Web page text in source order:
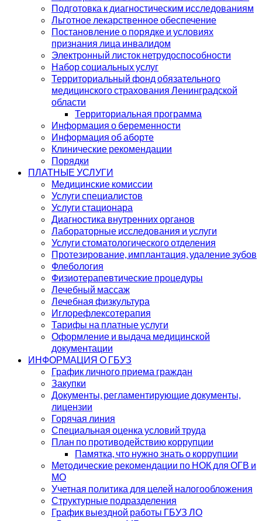
Подготовка к диагностическим исследованиям
Льготное лекарственное обеспечение
Постановление о порядке и условиях
признания лица инвалидом
Электронный листок нетрудоспособности
Набор социальных услуг
Территориальный фонд обязательного
медицинского страхования Ленинградской
области
Территориальная программа
Информация о беременности
Информация об аборте
Клинические рекомендации
Порядки
ПЛАТНЫЕ УСЛУГИ
Медицинские комиссии
Услуги специалистов
Услуги стационара
Диагностика внутренних органов
Лабораторные исследования и услуги
Услуги стоматологического отделения
Протезирование, имплантация, удаление зубов
Флебология
Физиотерапевтические процедуры
Лечебный массаж
Лечебная физкультура
Иглорефлексотерапия
Тарифы на платные услуги
Оформление и выдача медицинской
документации
ИНФОРМАЦИЯ О ГБУЗ
График личного приема граждан
Закупки
Документы, регламентирующие документы,
лицензии
Горячая линия
Специальная оценка условий труда
План по противодействию коррупции
Памятка, что нужно знать о коррупции
Методические рекомендации по НОК для ОГВ и
МО
Учетная политика для целей налогообложения
Структурные подразделения
График выездной работы ГБУЗ ЛО